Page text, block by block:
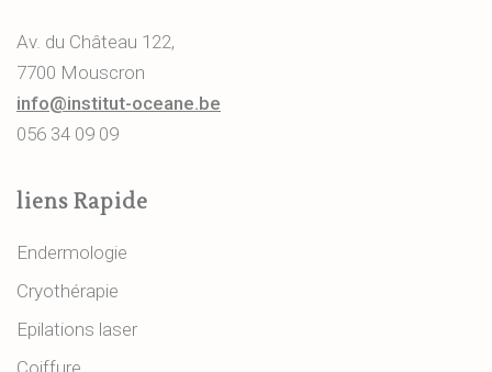
Av. du Château 122,
7700 Mouscron
info@institut-oceane.be
056 34 09 09
liens Rapide
Endermologie
Cryothérapie
Epilations laser
Coiffure